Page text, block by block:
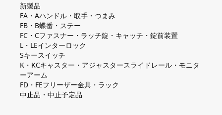
新製品
FA・Aハンドル・取手・つまみ
FB・B蝶番・ステー
FC・Cファスナー・ラッチ錠・キャッチ・錠前装置
L・LEインターロック
Sキースイッチ
K・KCキャスター・アジャスタースライドレール・モニタ
ーアーム
FD・FEフリーザー金具・ラック
中止品・中止予定品